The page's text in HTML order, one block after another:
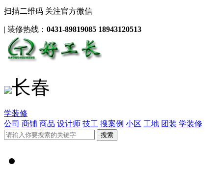
扫描二维码 关注官方微信
| 装修热线： 0431-89819085 18943120513
长春
学装修
公司 商铺 商品 设计师 技工 搜案例 小区 工地 团装 学装修